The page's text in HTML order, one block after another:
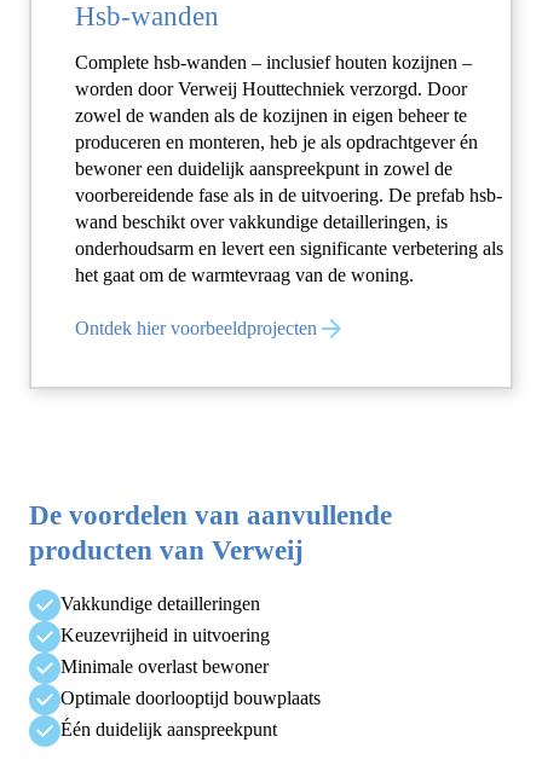
Hsb-wanden
Complete hsb-wanden – inclusief houten kozijnen –
worden door Verweij Houttechniek verzorgd. Door
zowel de wanden als de kozijnen in eigen beheer te
produceren en monteren, heb je als opdrachtgever én
bewoner een duidelijk aanspreekpunt in zowel de
voorbereidende fase als in de uitvoering. De prefab hsb-
wand beschikt over vakkundige detailleringen, is
onderhoudsarm en levert een significante verbetering als
het gaat om de warmtevraag van de woning.
Ontdek hier voorbeeldprojecten
De voordelen van aanvullende
producten van Verweij
Vakkundige detailleringen
Keuzevrijheid in uitvoering
Minimale overlast bewoner
Optimale doorlooptijd bouwplaats
Één duidelijk aanspreekpunt